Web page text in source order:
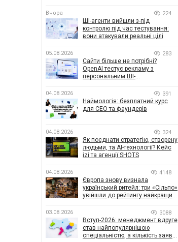
Вчора 224
ШІ-агенти вийшли з-під
контролю під час тестування:
вони атакували реальні цілі
05.08.2026 283
Сайти більше не потрібні?
OpenAI тестує рекламу з
персональним ШІ-
04.08.2026 391
Наймологія: безплатний курс
для CEO та фаундерів
04.08.2026 324
Як поєднати стратегію, створену
людьми, та AI-технології? Кейс
izi та агенції SHOTS
04.08.2026 4148
Європа знову визнала
український ритейл: три «Сільпо»
увійшли до рейтингу найкращих
03.08.2026 3088
Вступ-2026: менеджмент вдруге
став найпопулярнішою
спеціальністю, а кількість заяв